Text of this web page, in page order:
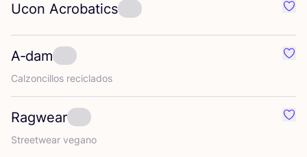
Ucon Acrobatics
A‑dam
Cal­zon­ci­llos reciclados
Ragwear
Street­wear vegano